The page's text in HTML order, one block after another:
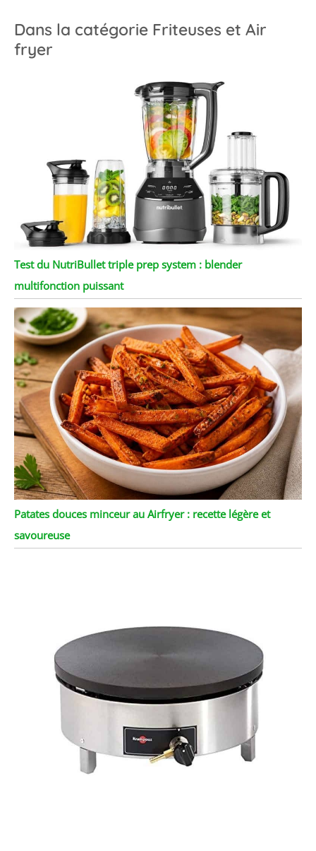
Dans la catégorie Friteuses et Air
fryer
Test du NutriBullet triple prep system : blender
multifonction puissant
Patates douces minceur au Airfryer : recette légère et
savoureuse